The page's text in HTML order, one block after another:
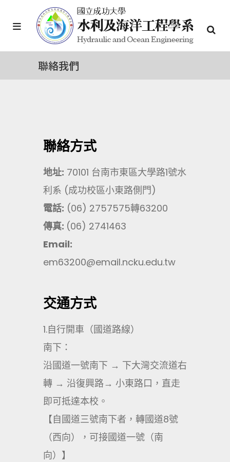
聯絡我們
聯絡方式
地址: 70101 台南市東區大學路1號水
利系 (成功校區小東路側門)
電話: (06) 2757575轉63200
傳真: (06) 2741463
Email:
em63200@email.ncku.edu.tw
交通方式
1.自行開車（國道路線）
南下：
沿國道一號南下 → 下大灣交流道右
轉 → 沿復興路→ 小東路口，直走
即可抵達本校。
【自國道三號南下者，轉國道8號
（西向），可接國道一號（南
向）】